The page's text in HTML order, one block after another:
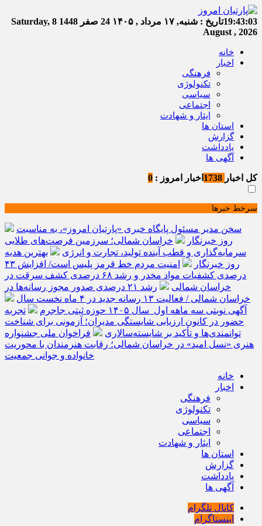
19:43:04تاریخ : شنبه, ۱۷ مرداد , ۱۴۰۵ 24 صفر 1448
Saturday, 8
August , 2026
خانه
اخبار
فرهنگی
تکنولوژی
سیاسی
اجتماعی
ایثار و شهادت
استان ها
گزارش
یادداشت
آگهی ها
کل اخبار اخبار امروز : 0
سرخط خبرها
سخن مدیر مسئول پایگاه خبری «پارتیان امروز»، به مناسبت
روز خبرنگار
خراسان شمالی؛ سرزمین فرصت‌های طلایی
سرمایه‌گذاری و قطب آینده تولید، تجارت و انرژی
بهترین هدیه
روز خبرنگار
امنیت مردم خط قرمز پلیس است/ افزایش ۴۳
درصدی کشفیات مواد مخدر و رشد ۶۸ درصدی کشف سرقت در
خراسان شمالی
رشد ۲۱ درصدی صدور مجوز رسانه‌ها در
خراسان شمالی / فعالیت ۱۳ رسانه جدید در ۴ ماه نخست سال
آگهی نوبتی سه ماهه اول سال ۱۴۰۵ حوزه ثبتی جاجرم
تجربه
حضور در کانون ارزیابی شایستگی مدیران؛ آزمونی برای شناخت
توانمندی‌ها و تأکید بر شایسته‌سالاری
فراخوان ملی جشنواره
هنری «نسل امید» در خراسان شمالی؛ رقابت هنرمندان با محوریت
خانواده و جوانی جمعیت
خانه
اخبار
فرهنگی
تکنولوژی
سیاسی
اجتماعی
ایثار و شهادت
استان ها
گزارش
یادداشت
آگهی ها
کانال تلگرام
اینستاگرام